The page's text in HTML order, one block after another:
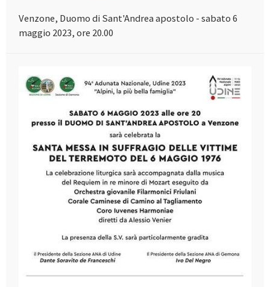
Venzone, Duomo di Sant'Andrea apostolo - sabato 6
maggio 2023, ore 20.00